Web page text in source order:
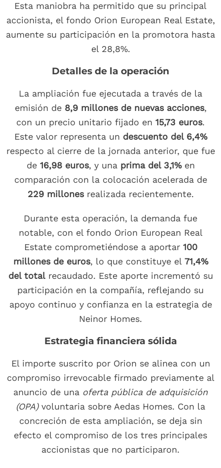
Esta maniobra ha permitido que su principal
accionista, el fondo Orion European Real Estate,
aumente su participación en la promotora hasta
el 28,8%.
Detalles de la operación
La ampliación fue ejecutada a través de la
emisión de 8,9 millones de nuevas acciones,
con un precio unitario fijado en 15,73 euros.
Este valor representa un descuento del 6,4%
respecto al cierre de la jornada anterior, que fue
de 16,98 euros, y una prima del 3,1%en
comparación con la colocación acelerada de
229 millonesrealizada recientemente.
Durante esta operación, la demanda fue
notable, con el fondo Orion European Real
Estate comprometiéndose a aportar 100
millones de euros, lo que constituye el 71,4%
del totalrecaudado. Este aporte incrementó su
participación en la compañía, reflejando su
apoyo continuo y confianza en la estrategia de
Neinor Homes.
Estrategia financiera sólida
El importe suscrito por Orion se alinea con un
compromiso irrevocable firmado previamente al
anuncio de una oferta pública de adquisición
(OPA)voluntaria sobre Aedas Homes. Con la
concreción de esta ampliación, se deja sin
efecto el compromiso de los tres principales
accionistas que no participaron.